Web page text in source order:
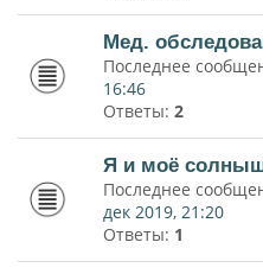
Мед.
Последнее
16:46
Ответы: 2
Я и моё
Последнее
дек 2019, 21:20
Ответы: 1